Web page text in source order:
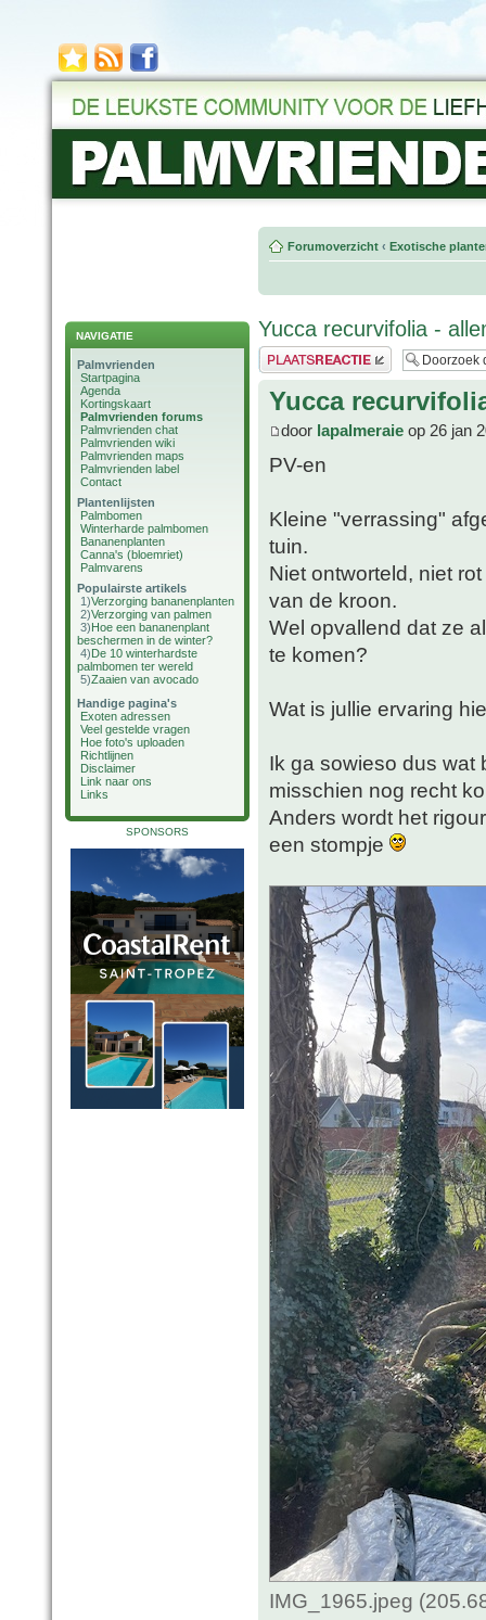
NAVIGATIE
Palmvrienden
Startpagina
Agenda
Kortingskaart
Palmvrienden forums
Palmvrienden chat
Palmvrienden wiki
Palmvrienden maps
Palmvrienden label
Contact
Plantenlijsten
Palmbomen
Winterharde palmbomen
Bananenplanten
Canna's (bloemriet)
Palmvarens
Populairste artikels
1)Verzorging bananenplanten
2)Verzorging van palmen
3)Hoe een bananenplant
beschermen in de winter?
4)De 10 winterhardste
palmbomen ter wereld
5)Zaaien van avocado
Handige pagina's
Exoten adressen
Veel gestelde vragen
Hoe foto's uploaden
Richtlijnen
Disclaimer
Link naar ons
Links
SPONSORS
Forumoverzicht ‹ Exotische
Yucca recurvifolia -
Plaats een reactie
Yucca
door lapalmeraie op 26 jan
PV-en
Kleine "verrassing"
tuin.
Niet ontworteld, niet
van de kroon.
Wel opvallend dat ze
te komen?
Wat is jullie ervaring
Ik ga sowieso dus wat
misschien nog recht
Anders wordt het
een stompje
IMG_1965.jpeg